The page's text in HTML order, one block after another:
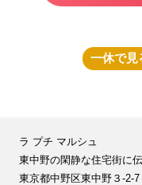
一休で見
ラ プチ マルシュ
東中野の閑静な住宅街に
東京都中野区東中野３-2-7